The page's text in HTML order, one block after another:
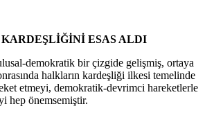
ESAS ALDI
demokratik bir çizgide gelişmiş, ortaya
halkların kardeşliği ilkesi temelinde
etmeyi, demokratik-devrimci hareketlerle
hep önemsemiştir.